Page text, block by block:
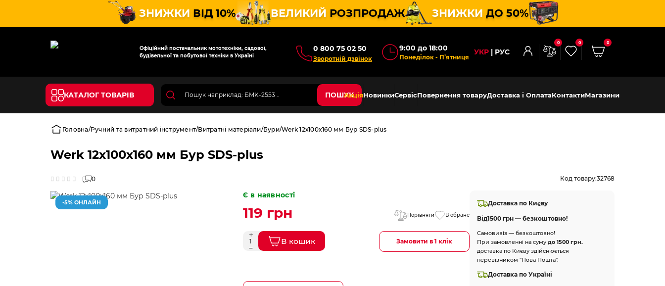
ЗНИЖКИ ВІД 10% ВЕЛИКИЙ РОЗПРОДАЖ ЗНИЖКИ ДО 50%
Офіційний постачальник мототехніки, садової,
будівельної та побутової техніки в Україні
0 800 75 02 50
Зворотній дзвінок
9:00 до 18:00
Понеділок - П’ятниця
УКР РУС
0 0 0
КАТАЛОГ ТОВАРІВ ПОШУКАкціяНовинкиСервісПовернення товаруДоставка і ОплатаКонтактиМагазини
Головна Ручний та витратний інструмент Витратні матеріали Бури Werk 12х100x160 мм Бур SDS-plus
Werk 12х100x160 мм Бур SDS-plus
0 Код товару:32768
-5% ОНЛАЙН
Є в наявності
119 грн Порівняти В обране
В кошик Замовити в 1 клік
Доставка по Києву
Від1500 грн — безкоштовно!
Самовивіз — безкоштовно!
При замовленні на сумудо 1500 грн.
доставка по Києву здійснюється
перевізником "Нова Пошта".
Доставка по Україні